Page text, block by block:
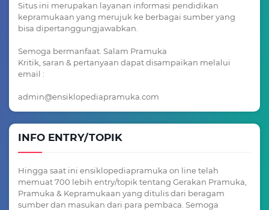
Situs ini merupakan layanan informasi pendidikan
kepramukaan yang merujuk ke berbagai sumber yang
bisa dipertanggungjawabkan.
Semoga bermanfaat. Salam Pramuka
Kritik, saran & pertanyaan dapat disampaikan melalui
email :
admin@ensiklopediapramuka.com
INFO ENTRY/TOPIK
Hingga saat ini ensiklopediapramuka on line telah
memuat 700 lebih entry/topik tentang Gerakan Pramuka,
Pramuka & Kepramukaan yang ditulis dari beragam
sumber dan masukan dari para pembaca. Semoga